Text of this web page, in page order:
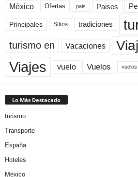
México Ofertas pais Paises
Principales Sitios tradiciones
turismo en Vacaciones
Viajes vuelo Vuelos vuelos
Lo Más Destacado
turismo
Transporte
España
Hoteles
México